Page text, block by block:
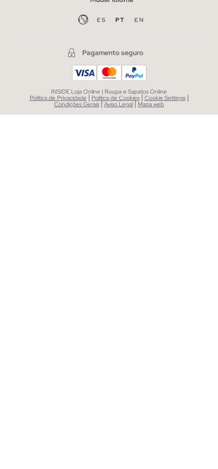
ES PT EN
Pagamento seguro
INSIDE Loja Online | Roupa e Sapatos Online
Política de Privacidade | Política de Cookies | Cookie Settings |
Condições Gerais|Aviso Legal| Mapa web